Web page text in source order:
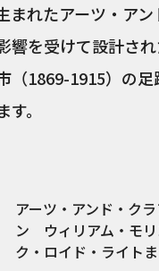
まれたアーツ・ア
響を受けて設計さ
（1869-1915）の足
。
アーツ・アンド・ク
ン ウィリアム・モ
ク・ロイド・ライト